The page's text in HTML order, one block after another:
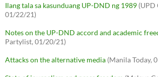
Ilang tala sa kasunduang UP-DND ng 1989 (UPD
01/22/21)
Notes on the UP-DND accord and academic
Partylist, 01/20/21)
Attacks on the alternative media (Manila Today,